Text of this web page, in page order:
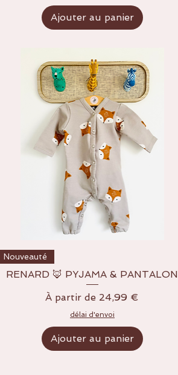
Ajouter au panier
Nouveauté
RENARD 🦊 PYJAMA & PANTALON
À partir de 24,99 €
Prix promotionnel
délai d'envoi
Ajouter au panier